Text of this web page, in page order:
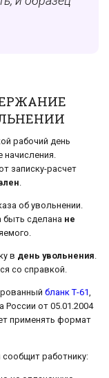
рабочий день
начисления.
записку-расчет
.
об увольнении.
быть сделана не
в день увольнения.
со справкой.
бланк Т-61
от 05.01.2004
применять формат
работнику: